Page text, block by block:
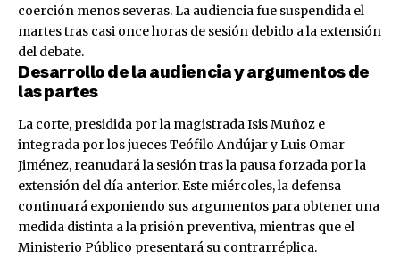
coerción menos severas. La audiencia fue suspendida el
martes tras casi once horas de sesión debido a la extensión
del debate.
Desarrollo de la audiencia y argumentos de
las partes
La corte, presidida por la magistrada Isis Muñoz e
integrada por los jueces Teófilo Andújar y Luis Omar
Jiménez, reanudará la sesión tras la pausa forzada por la
extensión del día anterior. Este miércoles, la defensa
continuará exponiendo sus argumentos para obtener una
medida distinta a la prisión preventiva, mientras que el
Ministerio Público presentará su contrarréplica.